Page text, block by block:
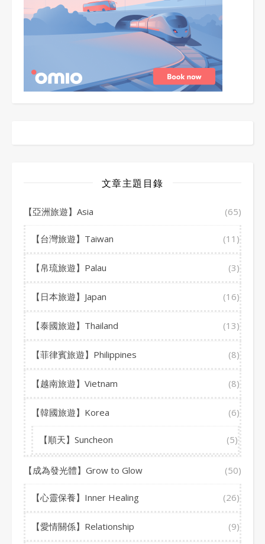
文章主題目錄
【亞洲旅遊】Asia (65)
【台灣旅遊】Taiwan (11)
【帛琉旅遊】Palau (3)
【日本旅遊】Japan (16)
【泰國旅遊】Thailand (13)
【菲律賓旅遊】Philippines (8)
【越南旅遊】Vietnam (8)
【韓國旅遊】Korea (6)
【順天】Suncheon (5)
【成為發光體】Grow to Glow (50)
【心靈保養】Inner Healing (26)
【愛情關係】Relationship (9)